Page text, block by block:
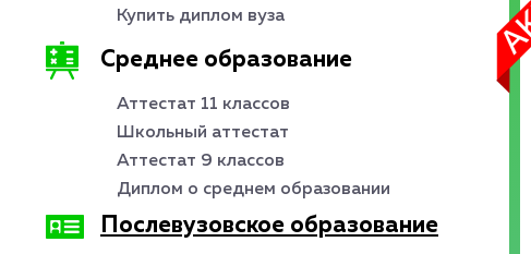
Купить диплом вуза
Среднее образование
Аттестат 11 классов
Школьный аттестат
Аттестат 9 классов
Диплом о среднем образовании
Послевузовское образование